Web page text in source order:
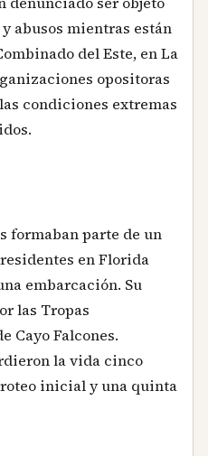
abusos mientras están
del Este, en La
opositoras
condiciones extremas
formaban parte de un
en Florida
embarcación. Su
las Tropas
Cayo Falcones.
la vida cinco
inicial y una quinta